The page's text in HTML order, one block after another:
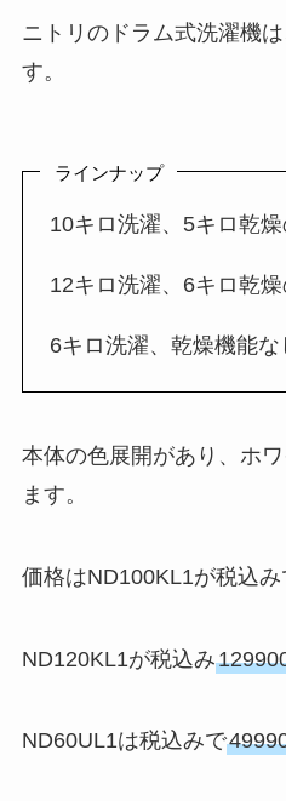
ニトリのドラム式洗濯機
す。
ラインナップ
10キロ洗濯、5キロ乾燥
12キロ洗濯、6キロ乾燥
6キロ洗濯、乾燥機能な
本体の色展開があり、ホ
ます。
価格はND100KL1が税込み
ND120KL1が税込み
ND60UL1は税込みで